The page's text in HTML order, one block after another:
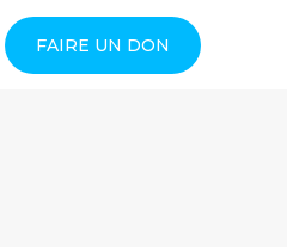
FAIRE UN DON